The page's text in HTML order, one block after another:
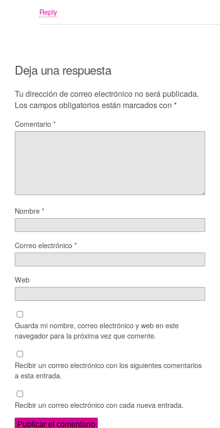
Reply
Deja una respuesta
Tu dirección de correo electrónico no será publicada.
Los campos obligatorios están marcados con *
Comentario*
Nombre*
Correo electrónico*
Web
Guarda mi nombre, correo electrónico y web en este
navegador para la próxima vez que comente.
Recibir un correo electrónico con los siguientes comentarios
a esta entrada.
Recibir un correo electrónico con cada nueva entrada.